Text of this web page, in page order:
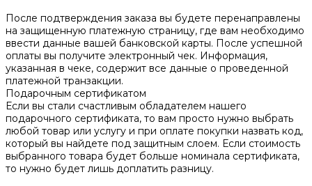
После подтверждения заказа вы будете перенаправлены
на защищенную платежную страницу, где вам необходимо
ввести данные вашей банковской карты. После успешной
оплаты вы получите электронный чек. Информация,
указанная в чеке, содержит все данные о проведенной
платежной транзакции.
Подарочным сертификатом
Если вы стали счастливым обладателем нашего
подарочного сертификата, то вам просто нужно выбрать
любой товар или услугу и при оплате покупки назвать код,
который вы найдете под защитным слоем. Если стоимость
выбранного товара будет больше номинала сертификата,
то нужно будет лишь доплатить разницу.